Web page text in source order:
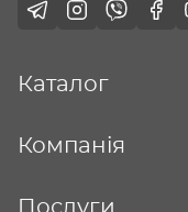
Каталог
Компанія